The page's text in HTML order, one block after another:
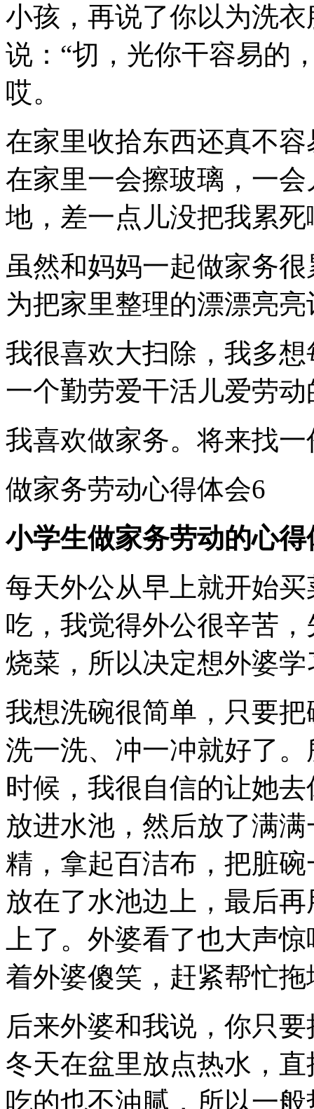
小孩，再说了你以为洗
说：“切，光你干容易的
哎。
在家里收拾东西还真不
在家里一会擦玻璃，一
地，差一点儿没把我累死
虽然和妈妈一起做家务
为把家里整理的漂漂亮
我很喜欢大扫除，我多
一个勤劳爱干活儿爱劳
我喜欢做家务。将来找
做家务劳动心得体会6
小学生做家务劳动的心得
每天外公从早上就开始
吃，我觉得外公很辛苦
烧菜，所以决定想外婆
我想洗碗很简单，只要
洗一洗、冲一冲就好了
时候，我很自信的让她
放进水池，然后放了满
精，拿起百洁布，把脏
放在了水池边上，最后
上了。外婆看了也大声
着外婆傻笑，赶紧帮忙拖
后来外婆和我说，你只
冬天在盆里放点热水，
吃的也不油腻，所以一